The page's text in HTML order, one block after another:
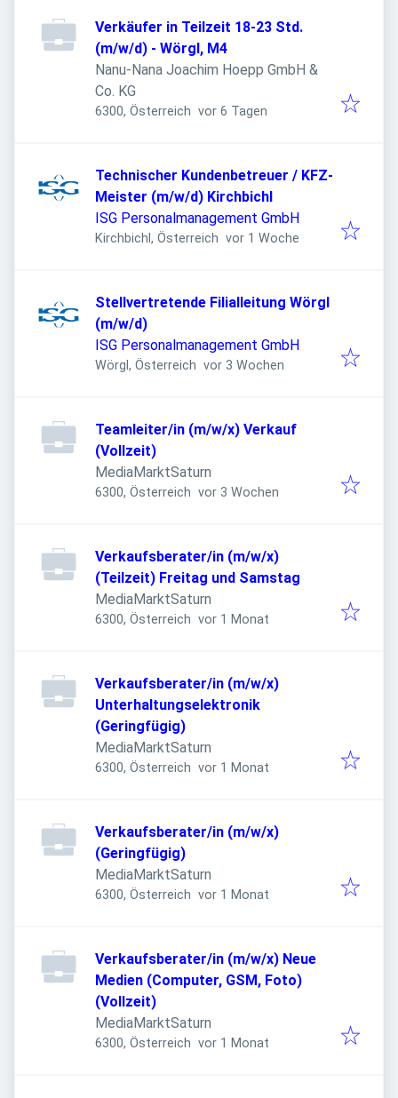
Verkäufer in Teilzeit 18-23 Std.
(m/w/d) - Wörgl, M4
Nanu-Nana Joachim Hoepp GmbH &
Co. KG
6300, Österreich Veröffentlicht
vor 6 Tagen
Technischer Kundenbetreuer / KFZ-
Meister (m/w/d) Kirchbichl
ISG Personalmanagement GmbH
Kirchbichl, Österreich Veröffentlicht
vor 1 Woche
Stellvertretende Filialleitung Wörgl
(m/w/d)
ISG Personalmanagement GmbH
Wörgl, Österreich Veröffentlicht
vor 3 Wochen
Teamleiter/in (m/w/x) Verkauf
(Vollzeit)
MediaMarktSaturn
6300, Österreich Veröffentlicht
vor 3 Wochen
Verkaufsberater/in (m/w/x)
(Teilzeit) Freitag und Samstag
MediaMarktSaturn
6300, Österreich Veröffentlicht
vor 1 Monat
Verkaufsberater/in (m/w/x)
Unterhaltungselektronik
(Geringfügig)
MediaMarktSaturn
6300, Österreich Veröffentlicht
vor 1 Monat
Verkaufsberater/in (m/w/x)
(Geringfügig)
MediaMarktSaturn
6300, Österreich Veröffentlicht
vor 1 Monat
Verkaufsberater/in (m/w/x) Neue
Medien (Computer, GSM, Foto)
(Vollzeit)
MediaMarktSaturn
6300, Österreich Veröffentlicht
vor 1 Monat